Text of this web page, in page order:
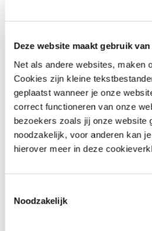
Deze website maakt gebruik
Net als andere websites, maken
Cookies zijn kleine
geplaatst wanneer je onze
correct functioneren van onze
bezoekers zoals jij onze website
noodzakelijk, voor anderen kan
hierover meer in deze
Noodzakelijk